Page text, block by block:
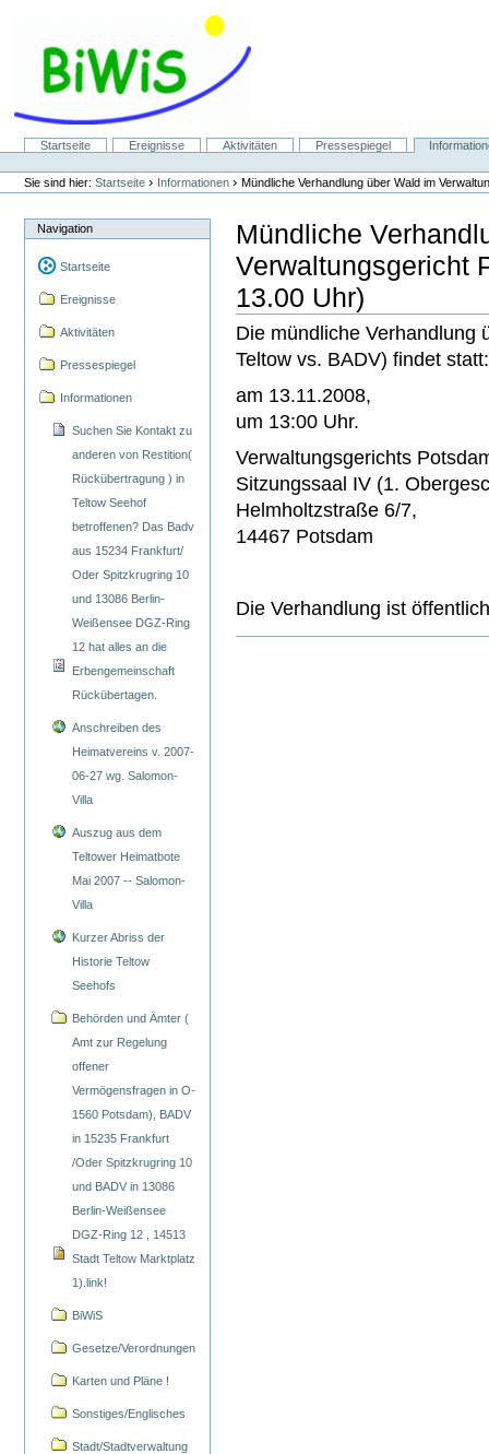
Navigation
SektionenStartseite Ereignisse Aktivitäten Pressespiegel
Benutzerspezifische
Werkzeuge
Sie sind hier: Startseite › Informationen ›Mündliche Verhandlung über Wald im
Navigation
Startseite
Ereignisse
Aktivitäten
Pressespiegel
Informationen
Suchen Sie Kontakt zu
anderen von Restition(
Rückübertragung ) in
Teltow Seehof
betroffenen? Das Badv
aus 15234 Frankfurt/
Oder Spitzkrugring 10
und 13086 Berlin-
Weißensee DGZ-Ring
12 hat alles an die
Erbengemeinschaft
Rückübertagen.
Anschreiben des
Heimatvereins v. 2007-
06-27 wg. Salomon-
Villa
Auszug aus dem
Teltower Heimatbote
Mai 2007 -- Salomon-
Villa
Kurzer Abriss der
Historie Teltow
Seehofs
Behörden und Ämter (
Amt zur Regelung
offener
Vermögensfragen in O-
1560 Potsdam), BADV
in 15235 Frankfurt
/Oder Spitzkrugring 10
und BADV in 13086
Berlin-Weißensee
DGZ-Ring 12 , 14513
Stadt Teltow Marktplatz
1).link!
BiWiS
Gesetze/Verordnungen
Karten und Pläne !
Sonstiges/Englisches
Stadt/Stadtverwaltung
Mündliche
Verwaltungsgericht
13.00 Uhr)
Die mündliche Verhandlung
Teltow vs. BADV) findet statt:
am 13.11.2008,
um 13:00 Uhr.
Verwaltungsgerichts
Sitzungssaal IV (1.
Helmholtzstraße 6/7,
14467 Potsdam
Die Verhandlung ist